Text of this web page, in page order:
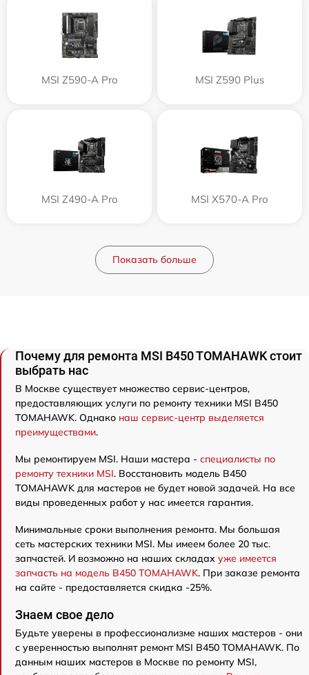
MSI Z590-A Pro MSI Z590 Plus
MSI Z490-A Pro MSI X570-A Pro
Показать больше
Почему для ремонта MSI B450 TOMAHAWK стоит
выбрать нас
В Москве существует множество сервис-центров,
предоставляющих услуги по ремонту техники MSI B450
TOMAHAWK. Однако наш сервис-центр выделяется
преимуществами.
Мы ремонтируем MSI. Наши мастера - специалисты по
ремонту техники MSI. Восстановить модель B450
TOMAHAWK для мастеров не будет новой задачей. На все
виды проведенных работ у нас имеется гарантия.
Минимальные сроки выполнения ремонта. Мы большая
сеть мастерских техники MSI. Мы имеем более 20 тыс.
запчастей. И возможно на наших складах уже имеется
запчасть на модель B450 TOMAHAWK. При заказе ремонта
на сайте - предоставляется скидка -25%.
Знаем свое дело
Будьте уверены в профессионализме наших мастеров - они
с уверенностью выполнят ремонт MSI B450 TOMAHAWK. По
данным наших мастеров в Москве по ремонту MSI,